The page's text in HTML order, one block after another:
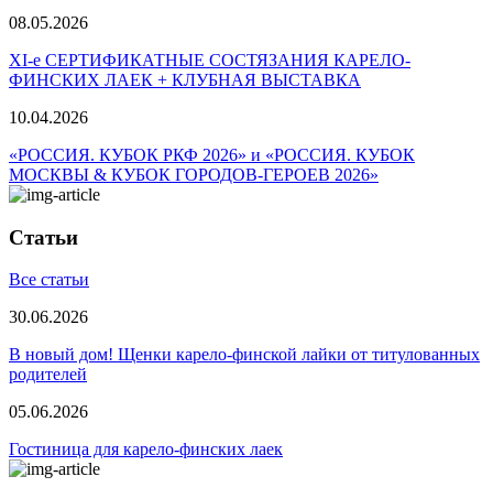
08.05.2026
ХI-е СЕРТИФИКАТНЫЕ СОСТЯЗАНИЯ КАРЕЛО-
ФИНСКИХ ЛАЕК + КЛУБНАЯ ВЫСТАВКА
10.04.2026
«РОССИЯ. КУБОК РКФ 2026» и «РОССИЯ. КУБОК
МОСКВЫ & КУБОК ГОРОДОВ-ГЕРОЕВ 2026»
Статьи
Все статьи
30.06.2026
В новый дом! Щенки карело-финской лайки от титулованных
родителей
05.06.2026
Гостиница для карело-финских лаек